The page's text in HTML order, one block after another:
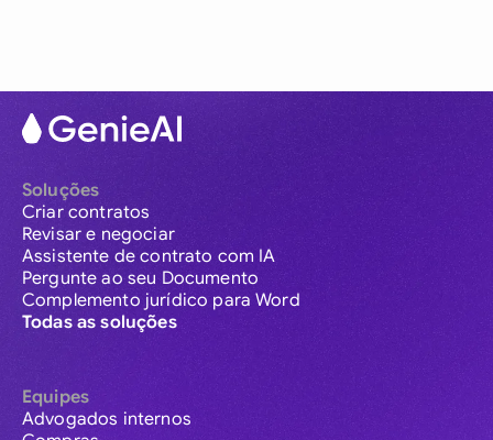
Soluções
Criar contratos
Revisar e negociar
Assistente de contrato com IA
Pergunte ao seu Documento
Complemento jurídico para Word
Todas as soluções
Equipes
Advogados internos